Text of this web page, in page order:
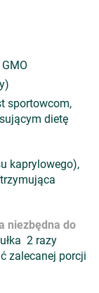
sportowcom,
dietę
kaprylowego),
niezbędna do
2 razy
zalecanej porcji